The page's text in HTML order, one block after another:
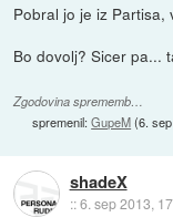
Pobral jo je iz
Bo dovolj? Sicer pa...
Zgodovina sprememb…
spremenil:GupeM(6.
shadeX
::6. sep 2013,